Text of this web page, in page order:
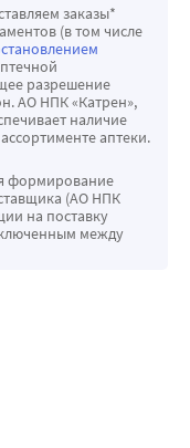
заказы*
(в том числе
разрешение
АО НПК «Катрен»,
наличие
аптеки.
формирование
(АО НПК
на поставку
между